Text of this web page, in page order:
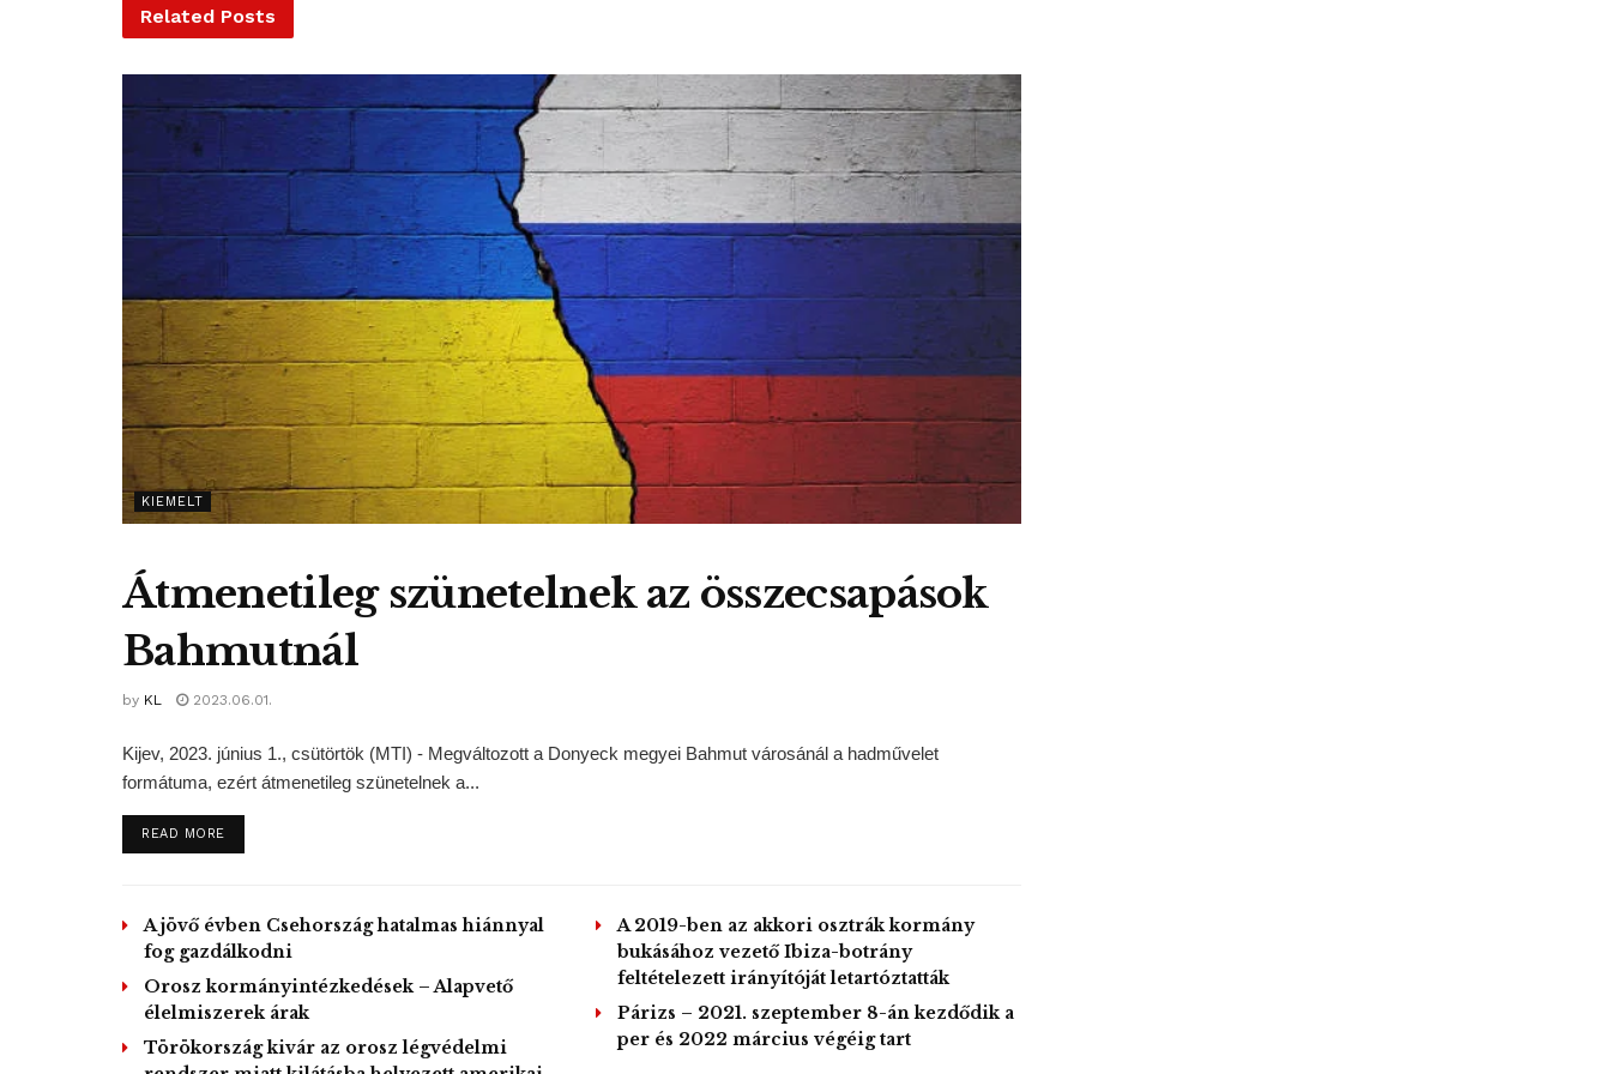
Related Posts
KIEMELT
Átmenetileg szünetelnek az összecsapások
Bahmutnál
by KL 2023.06.01.
Kijev, 2023. június 1., csütörtök (MTI) - Megváltozott a Donyeck megyei Bahmut városánál a hadművelet
formátuma, ezért átmenetileg szünetelnek a...
READ MOREDETAILS
A jövő évben Csehország hatalmas hiánnyal
fog gazdálkodni
Orosz kormányintézkedések – Alapvető
élelmiszerek árak
Törökország kivár az orosz légvédelmi
A 2019-ben az akkori osztrák kormány
bukásához vezető Ibiza-botrány
feltételezett irányítóját letartóztatták
Párizs – 2021. szeptember 8-án kezdődik a
per és 2022 március végéig tart